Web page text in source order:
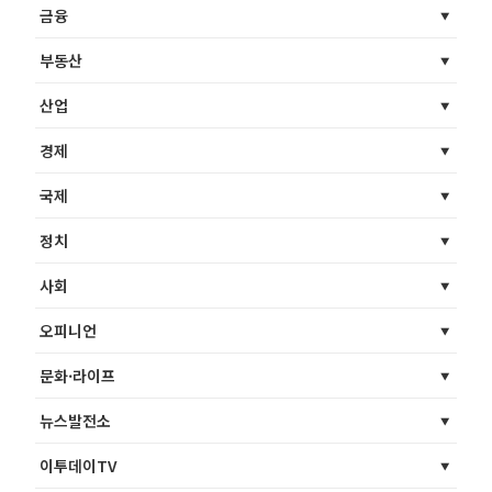
금융
부동산
산업
경제
국제
정치
사회
오피니언
문화·라이프
뉴스발전소
이투데이TV